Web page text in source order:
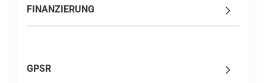
FINANZIERUNG
GPSR